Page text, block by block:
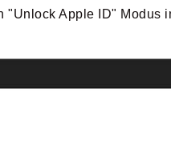
"Unlock Apple ID" Modus